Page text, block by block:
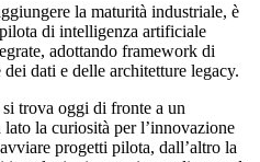
la maturità industriale, è
di intelligenza artificiale
adottando framework di
dati e delle architetture legacy.
trova oggi di fronte a un
la curiosità per l’innovazione
progetti pilota, dall’altro la